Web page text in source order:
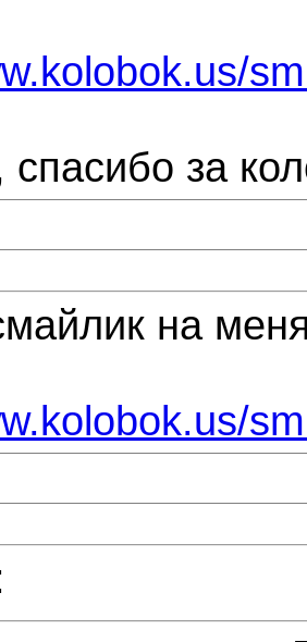
спасибо за
на